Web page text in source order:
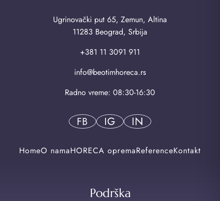
Ugrinovački put 65, Zemun, Altina
11283 Beograd, Srbija
+381 11 3091 911
info@beotimhoreca.rs
Radno vreme: 08:30-16:30
HomeO namaHORECA opremaReferenceKontakt
Podrška